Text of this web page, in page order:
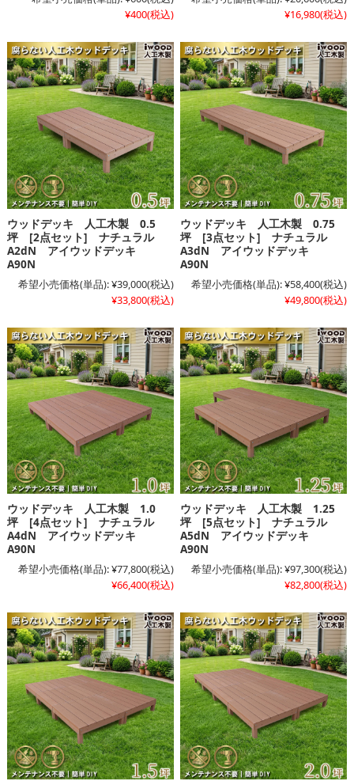
¥400(税込)
¥16,980(税込)
ウッドデッキ 人工木製 0.5
坪 [2点セット] ナチュラル
A2dN アイウッドデッキ
A90N
希望小売価格(単品):¥39,000(税込)
¥33,800(税込)
ウッドデッキ 人工木製 0.75
坪 [3点セット] ナチュラル
A3dN アイウッドデッキ
A90N
希望小売価格(単品):¥58,400(税込)
¥49,800(税込)
ウッドデッキ 人工木製 1.0
坪 [4点セット] ナチュラル
A4dN アイウッドデッキ
A90N
希望小売価格(単品):¥77,800(税込)
¥66,400(税込)
ウッドデッキ 人工木製 1.25
坪 [5点セット] ナチュラル
A5dN アイウッドデッキ
A90N
希望小売価格(単品):¥97,300(税込)
¥82,800(税込)